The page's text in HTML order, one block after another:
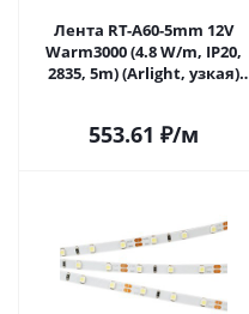
Лента RT-A60-5mm 12V
Warm3000 (4.8 W/m, IP20,
2835, 5m) (Arlight, узкая)
553.61 ₽/м